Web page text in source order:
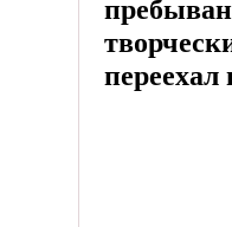
переехал